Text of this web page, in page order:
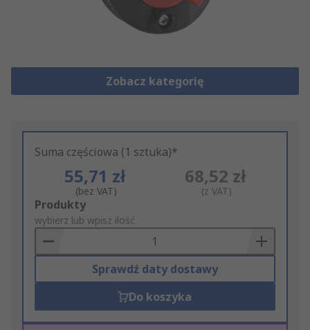
Zobacz kategorię
Suma częściowa (1 sztuka)*
55,71 zł
(bez VAT)
68,52 zł
(z VAT)
Add
to
Basket
Produkty
wybierz lub wpisz ilość
Sprawdź daty dostawy
Do koszyka